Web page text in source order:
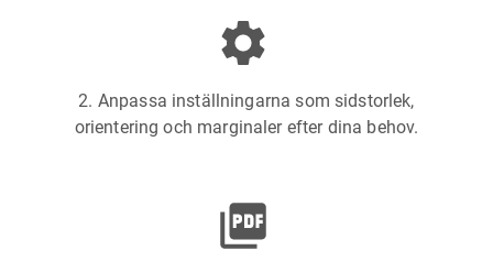
2. Anpassa inställningarna som sidstorlek,
orientering och marginaler efter dina behov.